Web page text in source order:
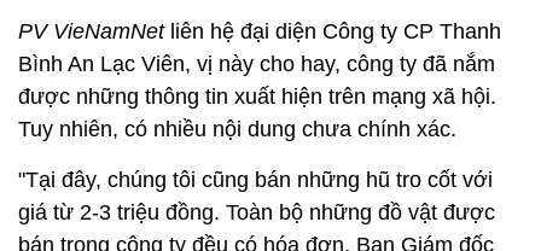
PV VieNamNetliên hệ đại diện Công ty CP Thanh
Bình An Lạc Viên, vị này cho hay, công ty đã nắm
được những thông tin xuất hiện trên mạng xã hội.
Tuy nhiên, có nhiều nội dung chưa chính xác.
"Tại đây, chúng tôi cũng bán những hũ tro cốt với
giá từ 2-3 triệu đồng. Toàn bộ những đồ vật được
bán trong công ty đều có hóa đơn. Ban Giám đốc